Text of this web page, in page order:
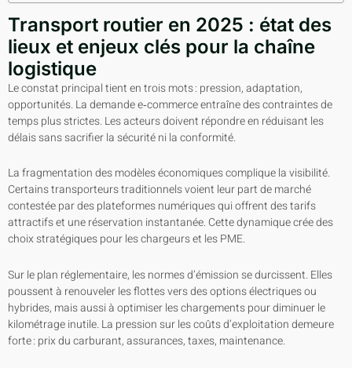
Transport routier en 2025 : état des
lieux et enjeux clés pour la chaîne
logistique
Le constat principal tient en trois mots : pression, adaptation,
opportunités. La demande e‑commerce entraîne des contraintes de
temps plus strictes. Les acteurs doivent répondre en réduisant les
délais sans sacrifier la sécurité ni la conformité.
La fragmentation des modèles économiques complique la visibilité.
Certains transporteurs traditionnels voient leur part de marché
contestée par des plateformes numériques qui offrent des tarifs
attractifs et une réservation instantanée. Cette dynamique crée des
choix stratégiques pour les chargeurs et les PME.
Sur le plan réglementaire, les normes d’émission se durcissent. Elles
poussent à renouveler les flottes vers des options électriques ou
hybrides, mais aussi à optimiser les chargements pour diminuer le
kilométrage inutile. La pression sur les coûts d’exploitation demeure
forte : prix du carburant, assurances, taxes, maintenance.